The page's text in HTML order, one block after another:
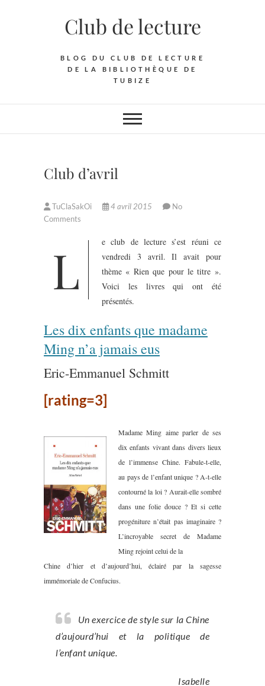
Club de lecture
BLOG DU CLUB DE LECTURE
DE LA BIBLIOTHÈQUE DE
TUBIZE
Club d’avril
TuClaSakOi 4 avril 2015
No
Comments
L
e club de lecture s’est réuni ce
vendredi 3 avril. Il avait pour
thème « Rien que pour le titre ».
Voici les livres qui ont été
présentés.
Les dix enfants que madame
Ming n’a jamais eus
Eric-Emmanuel Schmitt
[rating=3]
Madame Ming aime parler de ses
dix enfants vivant dans divers lieux
de l’immense Chine. Fabule-t-elle,
au pays de l’enfant unique ? A-t-elle
contourné la loi ? Aurait-elle sombré
dans une folie douce ? Et si cette
progéniture n’était pas imaginaire ?
L’incroyable secret de Madame
Ming rejoint celui de la
Chine d’hier et d’aujourd’hui, éclairé par la sagesse
immémoriale de Confucius.
Un exercice de style sur la Chine
d’aujourd’hui et la politique de
l’enfant unique.
Isabelle